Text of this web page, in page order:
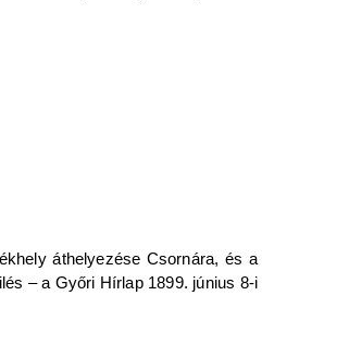
áthelyezése Csornára, és a
– a Győri Hírlap 1899. június 8-i